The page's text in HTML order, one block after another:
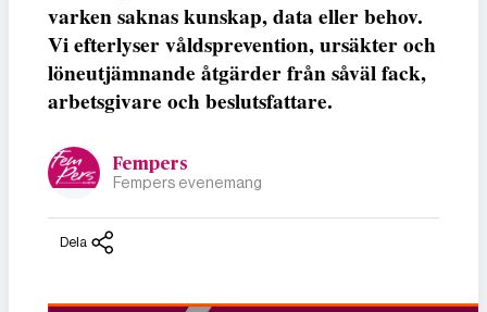
varken saknas kunskap, data eller behov.
Vi efterlyser våldsprevention, ursäkter och
löneutjämnande åtgärder från såväl fack,
arbetsgivare och beslutsfattare.
Fempers
Fempers evenemang
Dela